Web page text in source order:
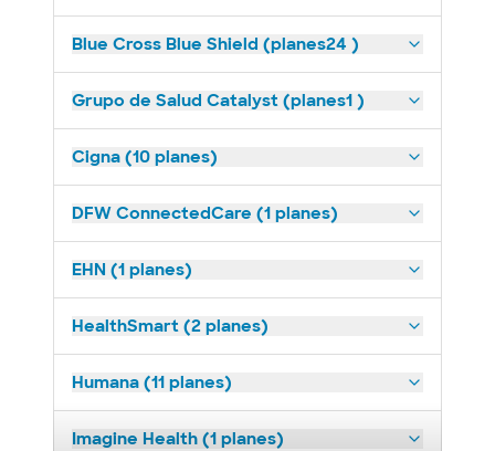
Blue Cross Blue Shield (planes24 )
Grupo de Salud Catalyst (planes1 )
Cigna (10 planes)
DFW ConnectedCare (1 planes)
EHN (1 planes)
HealthSmart (2 planes)
Humana (11 planes)
Imagine Health (1 planes)